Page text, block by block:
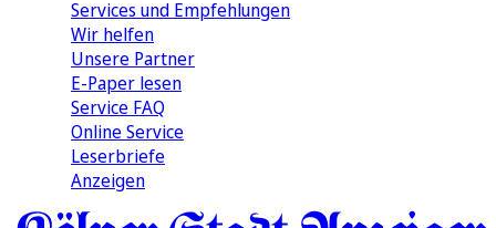
Services und Empfehlungen
Wir helfen
Unsere Partner
E-Paper lesen
Service FAQ
Online Service
Leserbriefe
Anzeigen